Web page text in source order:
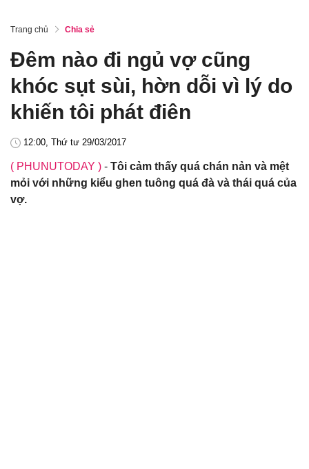
Trang chủ Chia sẻ
Đêm nào đi ngủ vợ cũng
khóc sụt sùi, hờn dỗi vì lý do
khiến tôi phát điên
12:00, Thứ tư 29/03/2017
( PHUNUTODAY ) - Tôi cảm thấy quá chán nản và mệt
mỏi với những kiểu ghen tuông quá đà và thái quá của
vợ.